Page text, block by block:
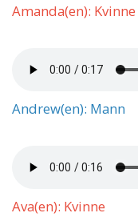
Amanda(en): Kvinne
Andrew(en): Mann
Ava(en): Kvinne